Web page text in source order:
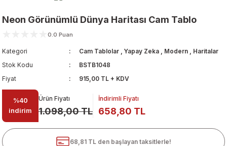
Neon Görünümlü Dünya Haritası Cam Tablo
0.0 Puan
Kategori Cam Tablolar , Yapay Zeka , Modern , Haritalar
Stok Kodu
BSTB1048
Fiyat
915,00 TL + KDV
%40
indirim
Ürün Fiyatı
1.098,00 TL
İndirimli Fiyatı
658,80 TL
68,81 TL den başlayan taksitlerle!